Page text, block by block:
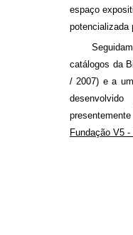
espaço
potencializada
catálogos da
/ 2007) e a
Fundação V5